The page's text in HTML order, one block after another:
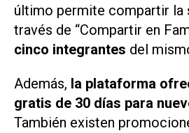
último permite compartir la
través de “Compartir en
cinco integrantes del
Además, la plataforma
gratis de 30 días para
También existen